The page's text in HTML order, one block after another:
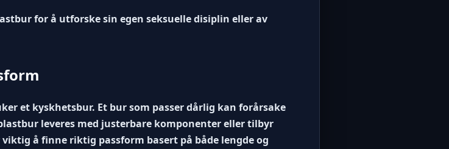
for å utforske sin egen seksuelle disiplin eller av
et kyskhetsbur. Et bur som passer dårlig kan forårsake
leveres med justerbare komponenter eller tilbyr
å finne riktig passform basert på både lengde og